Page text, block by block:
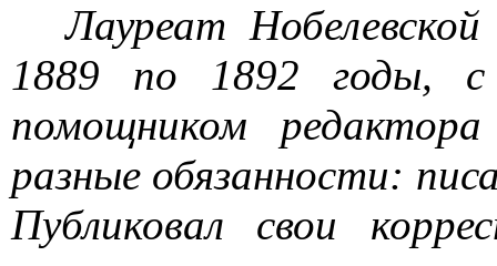
Лауреат
1889 по 1892 годы, с
помощником редактора
разные обязанности:
Публиковал свои